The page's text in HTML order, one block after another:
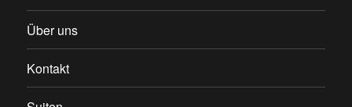
Über uns
Kontakt